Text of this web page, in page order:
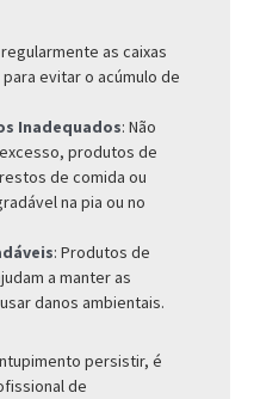
as caixas
evitar o acúmulo de
Inadequados: Não
produtos de
de comida ou
na pia ou no
: Produtos de
a manter as
danos ambientais.
persistir, é
de